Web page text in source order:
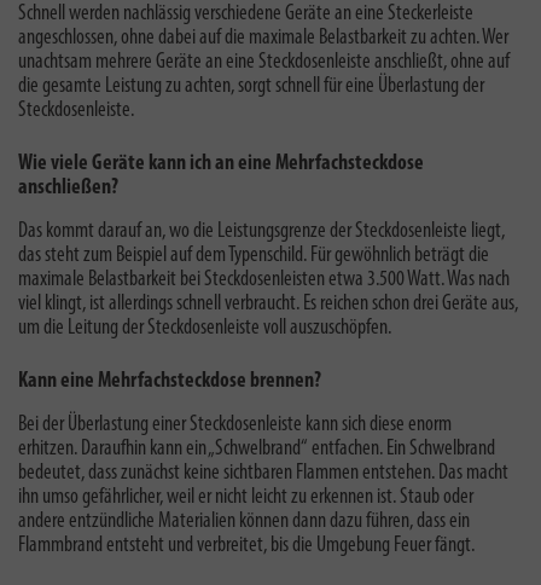
Schnell werden nachlässig verschiedene Geräte an eine Steckerleiste
angeschlossen, ohne dabei auf die maximale Belastbarkeit zu achten. Wer
unachtsam mehrere Geräte an eine Steckdosenleiste anschließt, ohne auf
die gesamte Leistung zu achten, sorgt schnell für eine Überlastung der
Steckdosenleiste.
Wie viele Geräte kann ich an eine Mehrfachsteckdose
anschließen?
Das kommt darauf an, wo die Leistungsgrenze der Steckdosenleiste liegt,
das steht zum Beispiel auf dem Typenschild. Für gewöhnlich beträgt die
maximale Belastbarkeit bei Steckdosenleisten etwa 3.500 Watt. Was nach
viel klingt, ist allerdings schnell verbraucht. Es reichen schon drei Geräte aus,
um die Leitung der Steckdosenleiste voll auszuschöpfen.
Kann eine Mehrfachsteckdose brennen?
Bei der Überlastung einer Steckdosenleiste kann sich diese enorm
erhitzen. Daraufhin kann ein „Schwelbrand“ entfachen. Ein Schwelbrand
bedeutet, dass zunächst keine sichtbaren Flammen entstehen. Das macht
ihn umso gefährlicher, weil er nicht leicht zu erkennen ist. Staub oder
andere entzündliche Materialien können dann dazu führen, dass ein
Flammbrand entsteht und verbreitet, bis die Umgebung Feuer fängt.